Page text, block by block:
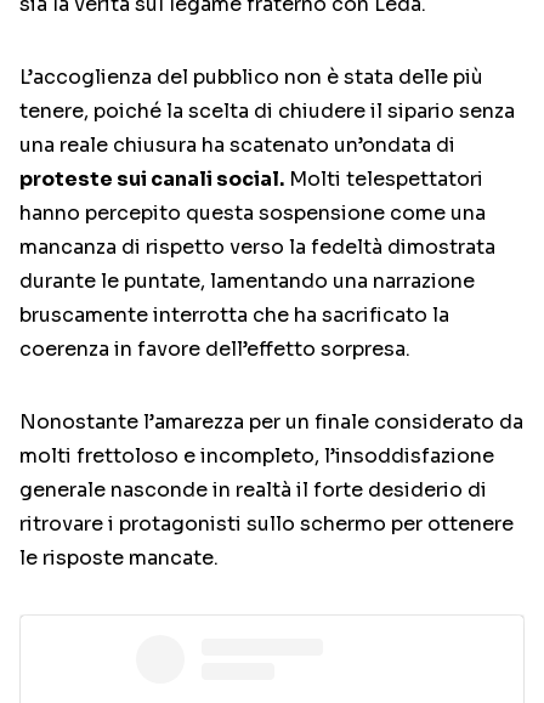
L’accoglienza del pubblico non è stata delle più
tenere, poiché la scelta di chiudere il sipario senza
una reale chiusura ha scatenato un’ondata di
proteste sui canali social. Molti telespettatori
hanno percepito questa sospensione come una
mancanza di rispetto verso la fedeltà dimostrata
durante le puntate, lamentando una narrazione
bruscamente interrotta che ha sacrificato la
coerenza in favore dell’effetto sorpresa.
Nonostante l’amarezza per un finale considerato da
molti frettoloso e incompleto, l’insoddisfazione
generale nasconde in realtà il forte desiderio di
ritrovare i protagonisti sullo schermo per ottenere
le risposte mancate.